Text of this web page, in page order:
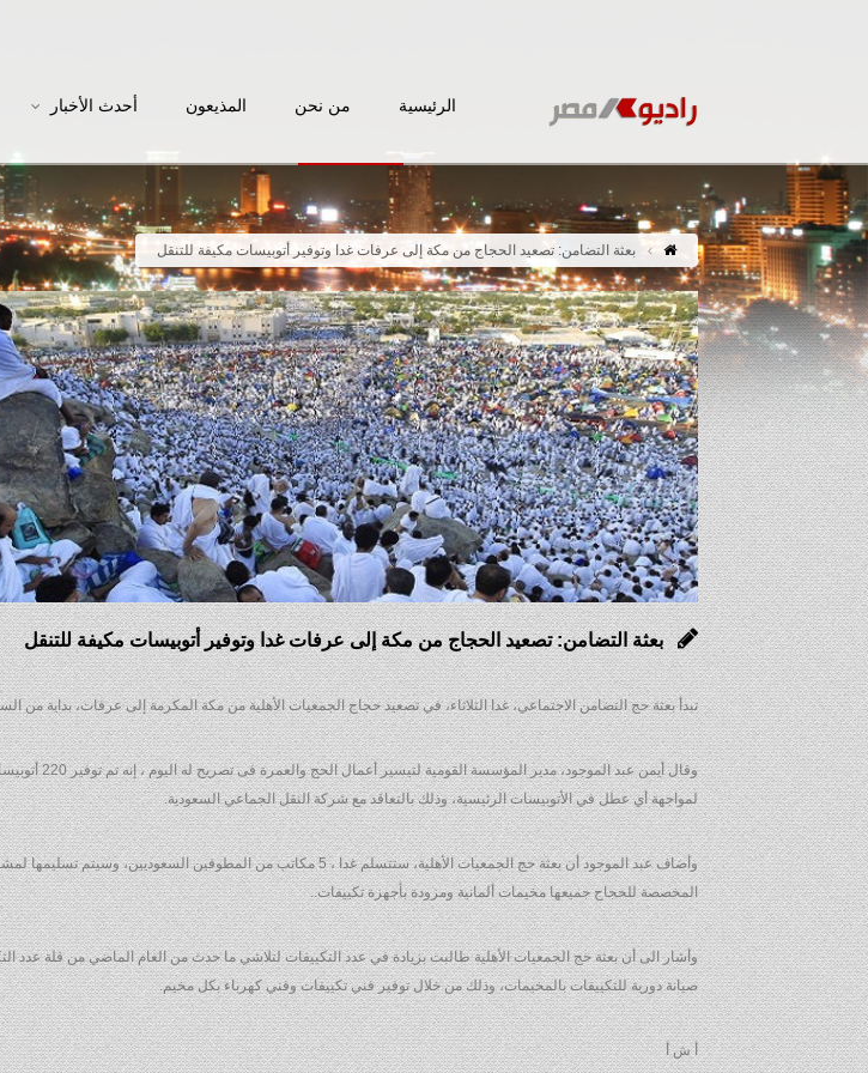
الرئيسية من نحن المذيعون أحدث الأخبار
بعثة التضامن: تصعيد الحجاج من مكة إلى عرفات غدا وتوفير أتوبيسات مكيفة للتنقل
بعثة التضامن: تصعيد الحجاج من مكة إلى عرفات غدا وتوفير أتوبيسات مكيفة للتنقل
تبدأ بعثة حج التضامن الاجتماعي، غدا الثلاثاء، في تصعيد حجاج الجمعيات الأهلية من مكة المكرمة إلى عرفات، بداية من الساعة 10 إلى الرابعة
لمواجهة أي عطل في الأتوبيسات الرئيسية، وذلك بالتعاقد مع شركة النقل الجماعي السعودية.
وأضاف عبد الموجود أن بعثة حج الجمعيات الأهلية، ستتسلم غدا ، 5 مكاتب من
المخصصة للحجاج جميعها مخيمات ألمانية ومزودة بأجهزة تكييفات..
وأشار الى أن بعثة حج الجمعيات الأهلية طالبت بزيادة في عدد التكييفات لتلاشي ما حدث من العام الماضي من قلة عدد
صيانة دورية للتكييفات بالمخيمات، وذلك من خلال توفير فني تكييفات وفني كهرباء بكل مخيم.
أ ش أ